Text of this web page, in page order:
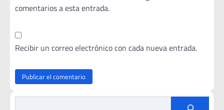
comentarios a esta entrada.
Recibir un correo electrónico con cada nueva entrada.